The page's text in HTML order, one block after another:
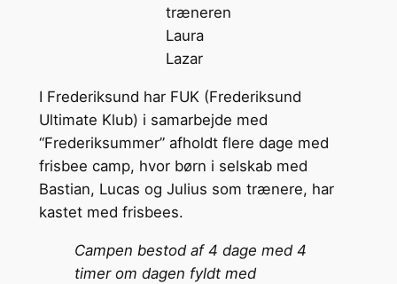
træneren
Laura
Lazar
I Frederiksund har FUK (Frederiksund
Ultimate Klub) i samarbejde med
“Frederiksummer” afholdt flere dage med
frisbee camp, hvor børn i selskab med
Bastian, Lucas og Julius som trænere, har
kastet med frisbees.
Campen bestod af 4 dage med 4
timer om dagen fyldt med